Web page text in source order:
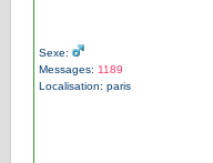
Sexe:
Messages: 1189
Localisation: paris